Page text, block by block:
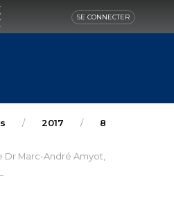
SE CONNECTER
2017
8
Dr Marc-André Amyot,